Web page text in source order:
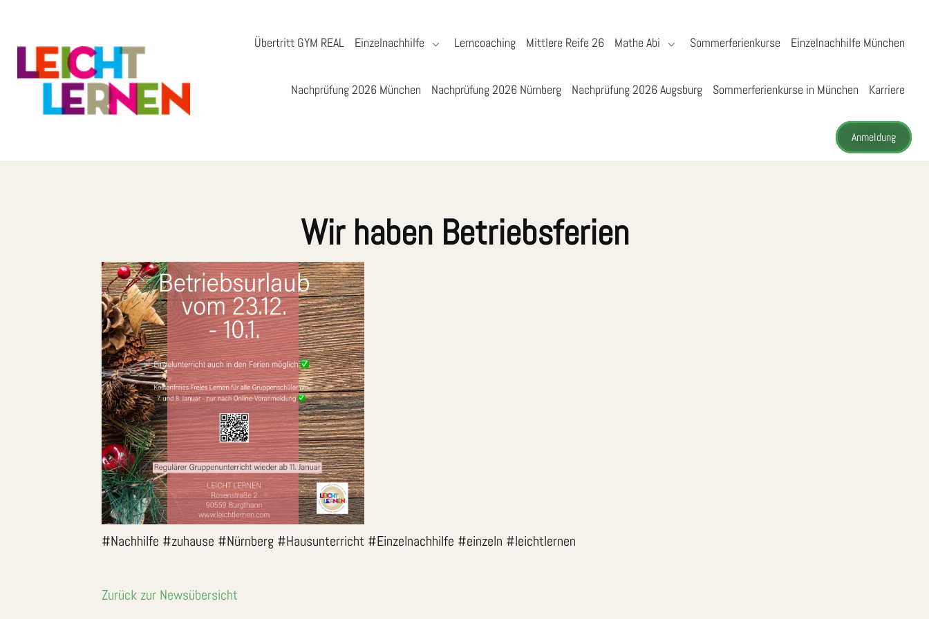
Übertritt GYM REAL Einzelnachhilfe Lerncoaching Mittlere Reife 26 Mathe Abi Sommerferienkurse Einzelnachhilfe München
Nachprüfung 2026 München Nachprüfung 2026 Nürnberg Nachprüfung 2026 Augsburg Sommerferienkurse in München Karriere
Anmeldung
Wir haben Betriebsferien
#Nachhilfe #zuhause #Nürnberg #Hausunterricht #Einzelnachhilfe #einzeln #leichtlernen
Zurück zur Newsübersicht